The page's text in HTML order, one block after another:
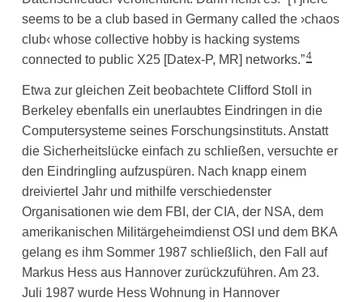
seems to be a club based in Germany called the ›chaos
club‹ whose collective hobby is hacking systems
connected to public X25 [Datex-P, MR] networks.”4
Etwa zur gleichen Zeit beobachtete Clifford Stoll in
Berkeley ebenfalls ein unerlaubtes Eindringen in die
Computersysteme seines Forschungsinstituts. Anstatt
die Sicherheitslücke einfach zu schließen, versuchte er
den Eindringling aufzuspüren. Nach knapp einem
dreiviertel Jahr und mithilfe verschiedenster
Organisationen wie dem FBI, der CIA, der NSA, dem
amerikanischen Militärgeheimdienst OSI und dem BKA
gelang es ihm Sommer 1987 schließlich, den Fall auf
Markus Hess aus Hannover zurückzuführen. Am 23.
Juli 1987 wurde Hess Wohnung in Hannover